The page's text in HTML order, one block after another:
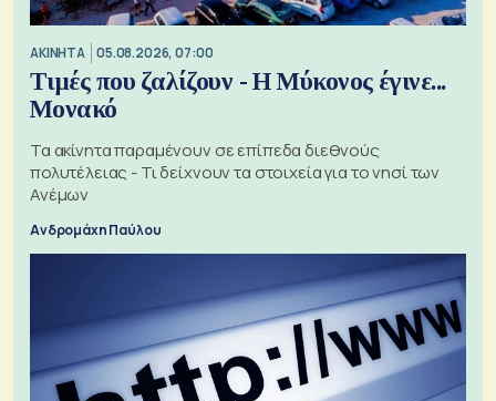
ΑΚΙΝΗΤΑ 05.08.2026, 07:00
Τιμές που ζαλίζουν - Η Μύκονος έγινε...
Μονακό
Τα ακίνητα παραμένουν σε επίπεδα διεθνούς
πολυτέλειας - Τι δείχνουν τα στοιχεία για το νησί των
Ανέμων
Ανδρομάχη Παύλου